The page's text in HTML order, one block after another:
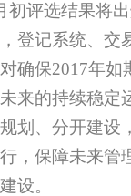
初评选结果将
登记系统、交
确保2017年
来的持续稳定
划、分开建设
，保障未来管
设。